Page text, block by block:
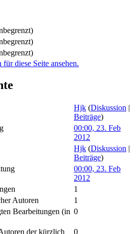
diese Seite ansehen.
Hjk (Diskussion |
Beiträge)
00:00, 23. Feb
2012
Hjk (Diskussion |
Beiträge)
00:00, 23. Feb
2012
1
Autoren
1
Bearbeitungen (in 0
der kürzlich 0